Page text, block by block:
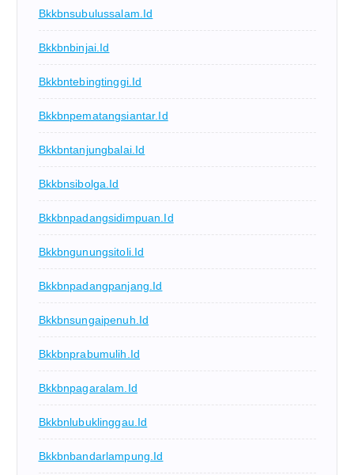
Bkkbnsubulussalam.id
Bkkbnbinjai.id
Bkkbntebingtinggi.id
Bkkbnpematangsiantar.id
Bkkbntanjungbalai.id
Bkkbnsibolga.id
Bkkbnpadangsidimpuan.id
Bkkbngunungsitoli.id
Bkkbnpadangpanjang.id
Bkkbnsungaipenuh.id
Bkkbnprabumulih.id
Bkkbnpagaralam.id
Bkkbnlubuklinggau.id
Bkkbnbandarlampung.id